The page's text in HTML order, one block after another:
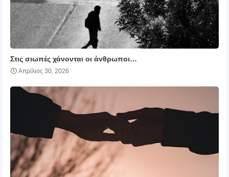
Στις σιωπές χάνονται οι άνθρωποι…
Απρίλιος 30, 2026